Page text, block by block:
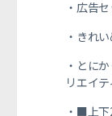
・広告
・きれ
・とに
リエイ
・■上下